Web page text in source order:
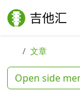
Skip to content
Skip to footer
文章
Open side